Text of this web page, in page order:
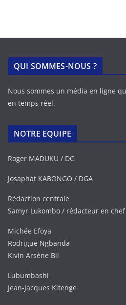
QUI SOMMES-NOUS ?
Nous sommes un média en ligne
en temps réel.
NOTRE EQUIPE
Roger MADUKU / DG
Josaphat KABONGO / DGA
Rédaction centrale
Samyr Lukombo / rédacteur en chef
Michée Efoya
Rodrigue Ngbanda
Kivin Arsène Bil
Lubumbashi
Jean-Jacques Kitenge